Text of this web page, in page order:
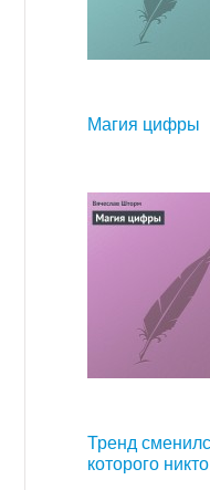
Магия цифры
Тренд
которого